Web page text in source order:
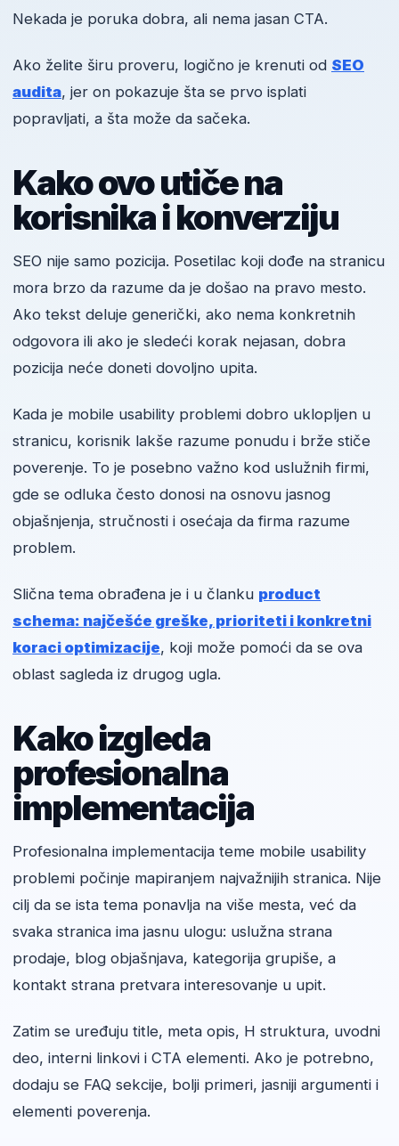
Nekada je poruka dobra, ali nema jasan CTA.
Ako želite širu proveru, logično je krenuti od SEO
audita, jer on pokazuje šta se prvo isplati
popravljati, a šta može da sačeka.
Kako ovo utiče na
korisnika i konverziju
SEO nije samo pozicija. Posetilac koji dođe na stranicu
mora brzo da razume da je došao na pravo mesto.
Ako tekst deluje generički, ako nema konkretnih
odgovora ili ako je sledeći korak nejasan, dobra
pozicija neće doneti dovoljno upita.
Kada je mobile usability problemi dobro uklopljen u
stranicu, korisnik lakše razume ponudu i brže stiče
poverenje. To je posebno važno kod uslužnih firmi,
gde se odluka često donosi na osnovu jasnog
objašnjenja, stručnosti i osećaja da firma razume
problem.
Slična tema obrađena je i u članku product
schema: najčešće greške, prioriteti i konkretni
koraci optimizacije, koji može pomoći da se ova
oblast sagleda iz drugog ugla.
Kako izgleda
profesionalna
implementacija
Profesionalna implementacija teme mobile usability
problemi počinje mapiranjem najvažnijih stranica. Nije
cilj da se ista tema ponavlja na više mesta, već da
svaka stranica ima jasnu ulogu: uslužna strana
prodaje, blog objašnjava, kategorija grupiše, a
kontakt strana pretvara interesovanje u upit.
Zatim se uređuju title, meta opis, H struktura, uvodni
deo, interni linkovi i CTA elementi. Ako je potrebno,
dodaju se FAQ sekcije, bolji primeri, jasniji argumenti i
elementi poverenja.